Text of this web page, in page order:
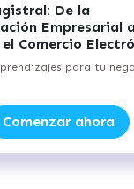
Clase
Emocional
¡Forja tu